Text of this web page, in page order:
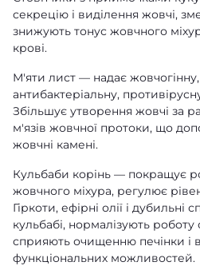
секрецію і виділення жовчі,
знижують тонус жовчного
крові.
М'яти лист — надає жовчогінну,
антибактеріальну,
Збільшує утворення жовчі за
м'язів жовчної протоки, що
жовчні камені.
Кульбаби корінь — покращує
жовчного міхура, регулює
Гіркоти, ефірні олії і дубильні
кульбабі, нормалізують роботу
сприяють очищенню печінки і
функціональних можливостей.